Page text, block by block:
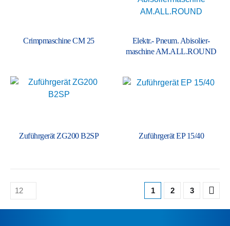
Crimp­maschine CM 25
Elektr.- Pneum. Abisolier­
maschine AM.ALL.ROUND
Zuführ­gerät ZG200 B2SP Zuführ­gerät EP 15/40
1 2 3